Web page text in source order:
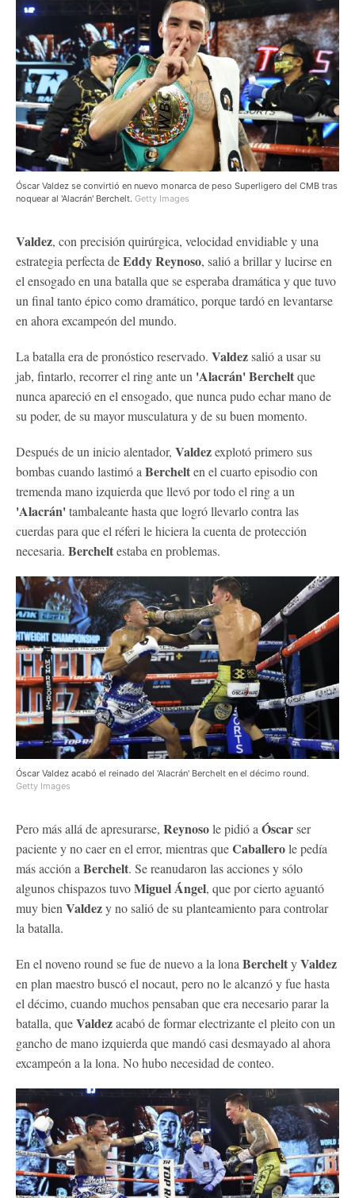
Óscar Valdez se convirtió en nuevo monarca de peso Superligero del CMB tras
noquear al 'Alacrán' Berchelt. Getty Images
Valdez, con precisión quirúrgica, velocidad envidiable y una
estrategia perfecta deEddy Reynoso, salió a brillar y lucirse en
el ensogado en una batalla que se esperaba dramática y que tuvo
un final tanto épico como dramático, porque tardó en levantarse
en ahora excampeón del mundo.
La batalla era de pronóstico reservado. Valdezsalió a usar su
jab, fintarlo, recorrer el ring ante un 'Alacrán' Bercheltque
nunca apareció en el ensogado, que nunca pudo echar mano de
su poder, de su mayor musculatura y de su buen momento.
Después de un inicio alentador, Valdezexplotó primero sus
bombas cuando lastimó a Berchelten el cuarto episodio con
tremenda mano izquierda que llevó por todo el ring a un
'Alacrán'tambaleante hasta que logró llevarlo contra las
cuerdas para que el réferi le hiciera la cuenta de protección
necesaria. Bercheltestaba en problemas.
Óscar Valdez acabó el reinado del 'Alacrán' Berchelt en el décimo round.
Getty Images
Pero más allá de apresurarse, Reynosole pidió a Óscarser
paciente y no caer en el error, mientras queCaballerole pedía
más acción a Berchelt. Se reanudaron las acciones y sólo
algunos chispazos tuvoMiguel Ángel, que por cierto aguantó
muy bien Valdezy no salió de su planteamiento para controlar
la batalla.
En el noveno round se fue de nuevo a la lona BercheltyValdez
en plan maestro buscó el nocaut, pero no le alcanzó y fue hasta
el décimo, cuando muchos pensaban que era necesario parar la
batalla, queValdezacabó de formar electrizante el pleito con un
gancho de mano izquierda que mandó casi desmayado al ahora
excampeón a la lona. No hubo necesidad de conteo.